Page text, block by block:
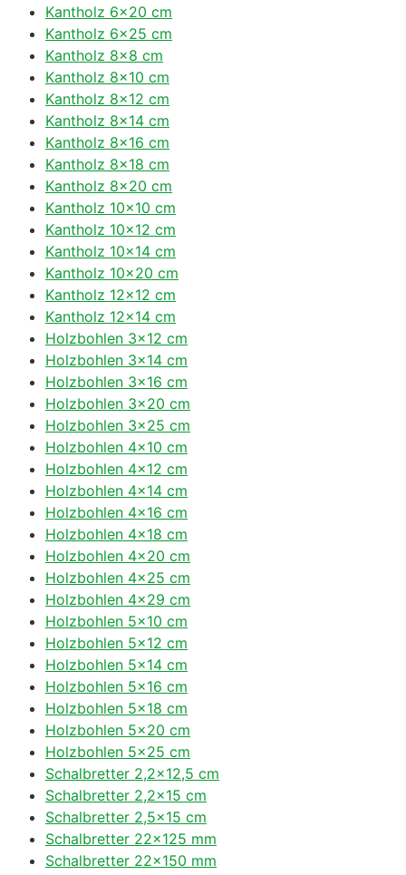
Kantholz 6×20 cm
Kantholz 6×25 cm
Kantholz 8×8 cm
Kantholz 8×10 cm
Kantholz 8×12 cm
Kantholz 8×14 cm
Kantholz 8×16 cm
Kantholz 8×18 cm
Kantholz 8×20 cm
Kantholz 10×10 cm
Kantholz 10×12 cm
Kantholz 10×14 cm
Kantholz 10×20 cm
Kantholz 12×12 cm
Kantholz 12×14 cm
Holzbohlen 3×12 cm
Holzbohlen 3×14 cm
Holzbohlen 3×16 cm
Holzbohlen 3×20 cm
Holzbohlen 3×25 cm
Holzbohlen 4×10 cm
Holzbohlen 4×12 cm
Holzbohlen 4×14 cm
Holzbohlen 4×16 cm
Holzbohlen 4×18 cm
Holzbohlen 4×20 cm
Holzbohlen 4×25 cm
Holzbohlen 4×29 cm
Holzbohlen 5×10 cm
Holzbohlen 5×12 cm
Holzbohlen 5×14 cm
Holzbohlen 5×16 cm
Holzbohlen 5×18 cm
Holzbohlen 5×20 cm
Holzbohlen 5×25 cm
Schalbretter 2,2×12,5 cm
Schalbretter 2,2×15 cm
Schalbretter 2,5×15 cm
Schalbretter 22×125 mm
Schalbretter 22×150 mm